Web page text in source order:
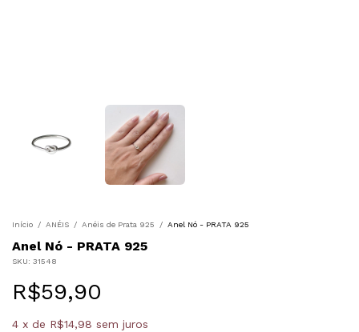
Início / ANÉIS / Anéis de Prata 925 / Anel Nó - PRATA 925
Anel Nó - PRATA 925
SKU: 31548
R$59,90
4 x de R$14,98 sem juros